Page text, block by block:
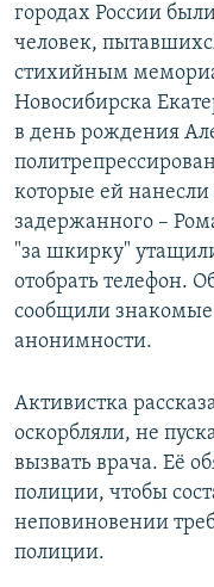
городах России
человек,
стихийным
Новосибирска
в день рождения
которые ей
задержанного –
"за шкирку"
отобрать телефон.
сообщили
анонимности.
Активистка
оскорбляли, не
вызвать врача. Её
полиции, чтобы
неповиновении
полиции.